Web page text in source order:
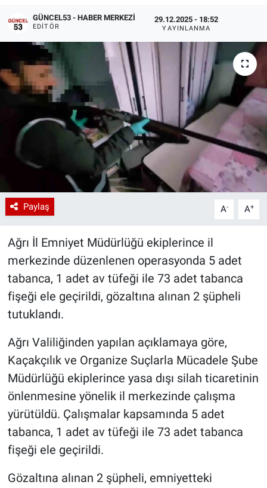
GÜNCEL53 - HABER MERKEZI
EDITÖR
29.12.2025 - 18:52
YAYINLANMA
Paylaş A- A+
Ağrı İl Emniyet Müdürlüğü ekiplerince il
merkezinde düzenlenen operasyonda 5 adet
tabanca, 1 adet av tüfeği ile 73 adet tabanca
fişeği ele geçirildi, gözaltına alınan 2 şüpheli
tutuklandı.
Ağrı Valiliğinden yapılan açıklamaya göre,
Kaçakçılık ve Organize Suçlarla Mücadele Şube
Müdürlüğü ekiplerince yasa dışı silah ticaretinin
önlenmesine yönelik il merkezinde çalışma
yürütüldü. Çalışmalar kapsamında 5 adet
tabanca, 1 adet av tüfeği ile 73 adet tabanca
fişeği ele geçirildi.
Gözaltına alınan 2 şüpheli, emniyetteki